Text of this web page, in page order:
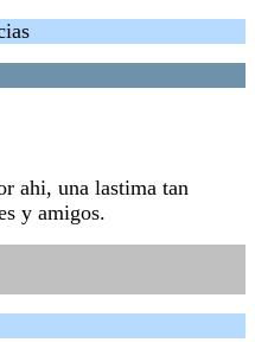
ahi, una lastima tan
y amigos.